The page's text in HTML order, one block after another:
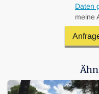
Daten
meine